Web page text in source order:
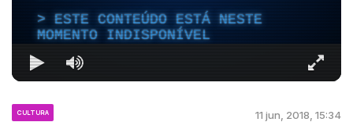
ESTE CONTEÚDO ESTÁ NESTE
MOMENTO INDISPONÍVEL
CULTURA 11 jun, 2018, 15:34